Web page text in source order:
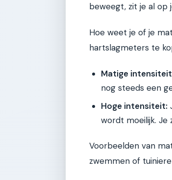
beweegt, zit je al op
Hoe weet je of je
hartslagmeters te
Matige
nog steeds een
Hoge intensiteit:
wordt moeilijk. Je
Voorbeelden van
zwemmen of